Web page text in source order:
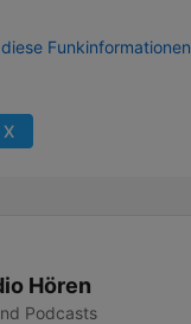
Funkinformationen
X
Hören
Podcasts